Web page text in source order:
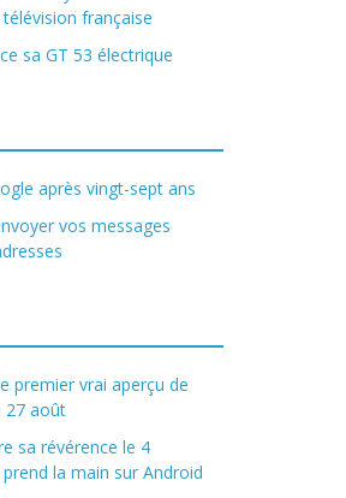
française
sa GT 53 électrique
après vingt-sept ans
vos messages
premier vrai aperçu de
27 août
sa révérence le 4
la main sur Android